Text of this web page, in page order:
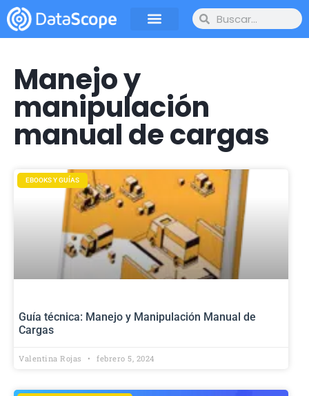
Manejo y
manipulación
manual de cargas
EBOOKS Y GUÍAS
Guía técnica: Manejo y Manipulación Manual de
Cargas
Valentina Rojas febrero 5, 2024